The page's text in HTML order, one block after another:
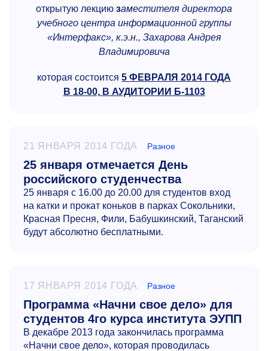
открытую лекцию заместителя директора
учебного центра информационной группы
«Интерфакс», к.э.н., Захарова Андрея
Владимировича
которая состоится 5 ФЕВРАЛЯ 2014 ГОДА
В 18-00,В АУДИТОРИИ Б-1103
21 ЯНВАРЯ 2014 ГОДА Разное
25 января отмечается День
российского студенчества
25 января с 16.00 до 20.00 для студентов вход
на катки и прокат коньков в парках Сокольники,
Красная Пресня, Фили, Бабушкинский, Таганский
будут абсолютно бесплатными.
17 ЯНВАРЯ 2014 ГОДА Разное
Программа «Начни свое дело» для
студентов 4го курса института ЭУПП
В декабре 2013 года закончилась программа
«Начни свое дело», которая проводилась